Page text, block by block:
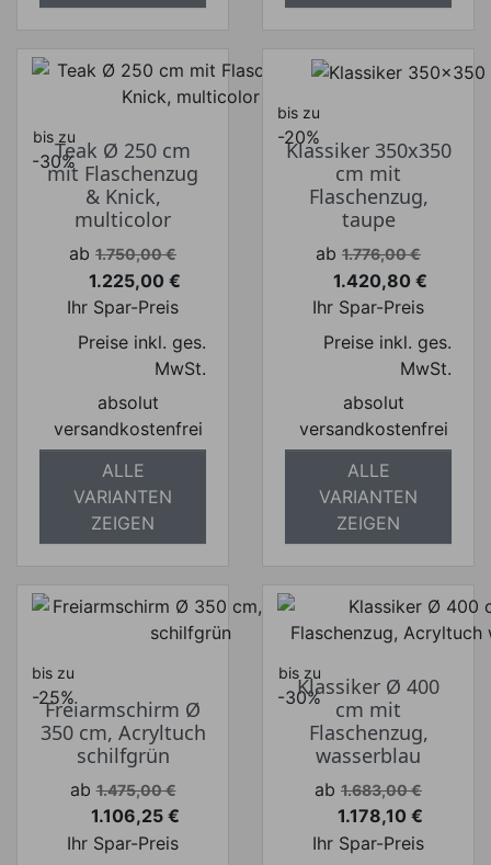
bis zu
-30%Teak Ø 250 cm
mit Flaschenzug
& Knick,
multicolor
Verkaufspreis
ab 1.750,00 €
Preis
1.225,00 €
Ihr Spar-Preis
Preise inkl. ges.
MwSt.
absolut
versandkostenfrei
ALLE
VARIANTEN
ZEIGEN
bis zu
-20%
Klassiker 350x350
cm mit
Flaschenzug,
taupe
Verkaufspreis
ab 1.776,00 €
Preis
1.420,80 €
Ihr Spar-Preis
Preise inkl. ges.
MwSt.
absolut
versandkostenfrei
ALLE
VARIANTEN
ZEIGEN
bis zu
-25%
Freiarmschirm Ø
350 cm, Acryltuch
schilfgrün
Verkaufspreis
ab 1.475,00 €
Preis
1.106,25 €
Ihr Spar-Preis
bis zu
-30%
Klassiker Ø 400
cm mit
Flaschenzug,
wasserblau
Verkaufspreis
ab 1.683,00 €
Preis
1.178,10 €
Ihr Spar-Preis